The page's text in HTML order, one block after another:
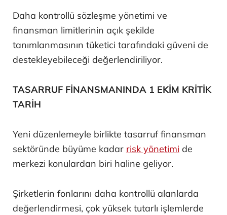
Daha kontrollü sözleşme yönetimi ve
finansman limitlerinin açık şekilde
tanımlanmasının tüketici tarafındaki güveni de
destekleyebileceği değerlendiriliyor.
TASARRUF FİNANSMANINDA 1 EKİM KRİTİK
TARİH
Yeni düzenlemeyle birlikte tasarruf finansman
sektöründe büyüme kadar risk yönetimi de
merkezi konulardan biri haline geliyor.
Şirketlerin fonlarını daha kontrollü alanlarda
değerlendirmesi, çok yüksek tutarlı işlemlerde